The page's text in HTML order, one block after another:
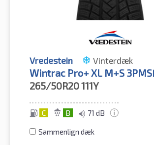
Vredestein Vinterdæk
Wintrac Pro+ XL M+S
265/50R20111Y
C B 71 dB
Sammenlign dæk